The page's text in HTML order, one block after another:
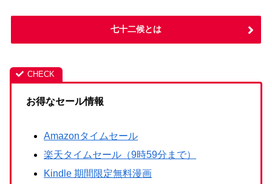
七十二候とは
お得なセール情報
Amazonタイムセール
楽天タイムセール（9時59分まで）
Kindle 期間限定無料漫画